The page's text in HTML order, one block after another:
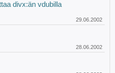
divx:än vdubilla
29.06.2002
28.06.2002